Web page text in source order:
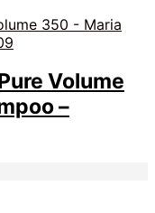
Volume
–